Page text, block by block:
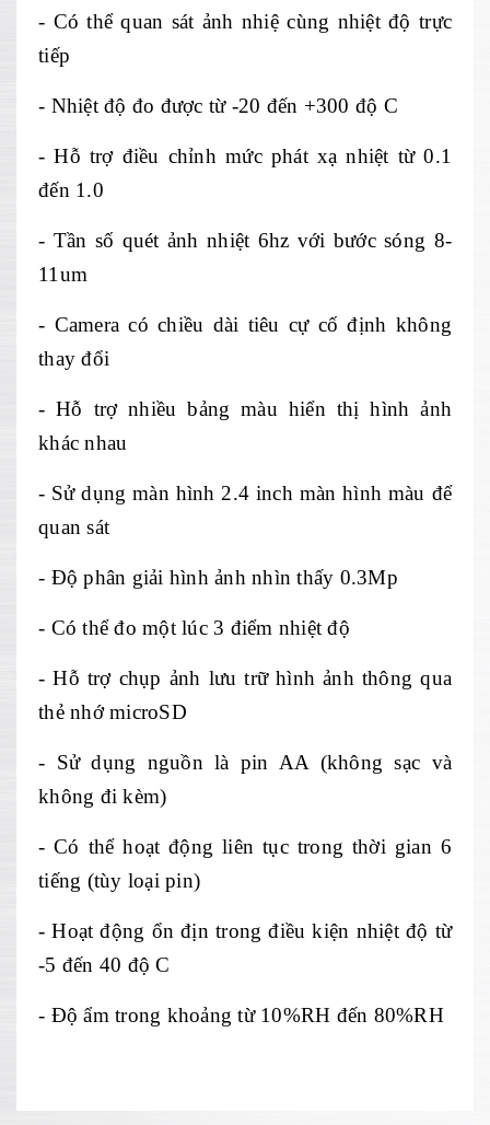
- Có thể quan sát ảnh nhiệ cùng nhiệt độ trực
tiếp
- Nhiệt độ đo được từ -20 đến +300 độ C
- Hỗ trợ điều chỉnh mức phát xạ nhiệt từ 0.1
đến 1.0
- Tần số quét ảnh nhiệt 6hz với bước sóng 8-
11um
- Camera có chiều dài tiêu cự cố định không
thay đổi
- Hỗ trợ nhiều bảng màu hiển thị hìnhảnh
khác nhau
- Sử dụng màn hình 2.4 inch màn hình màu để
quan sát
- Độ phân giải hình ảnh nhìn thấy 0.3Mp
- Có thể đo một lúc 3 điểm nhiệt độ
- Hỗ trợ chụp ảnh lưu trữ hìnhảnh thông qua
thẻ nhớ microSD
- Sử dụng nguồn là pin AA (không sạc và
không đi kèm)
- Có thể hoạt động liên tục trong thời gian 6
tiếng (tùy loại pin)
- Hoạt động ổn địn trong điều kiện nhiệt độ từ
-5 đến 40 độ C
- Độ ẩm trong khoảng từ 10%RH đến 80%RH